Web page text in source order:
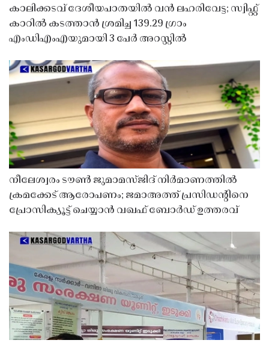
കാലിക്കടവ് ദേശീയപാതയിൽ വൻ ലഹരിവേട്ട; സ്വിഫ്റ്റ്
കാറിൽ കടത്താൻ ശ്രമിച്ച 139.29 ഗ്രാം
എംഡിഎംഎയുമായി 3 പേർ അറസ്റ്റിൽ
നീലേശ്വരം ടൗൺ ജുമാമസ്ജിദ് നിർമാണത്തിൽ
ക്രമക്കേട് ആരോപണം; ജമാഅത്ത് പ്രസിഡന്റിനെ
പ്രോസിക്യൂട്ട് ചെയ്യാൻ വഖഫ് ബോർഡ് ഉത്തരവ്